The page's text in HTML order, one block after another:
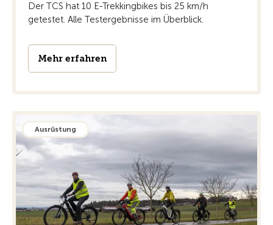
Der TCS hat 10 E-Trekkingbikes bis 25 km/h
getestet. Alle Testergebnisse im Überblick.
Mehr erfahren
Ausrüstung